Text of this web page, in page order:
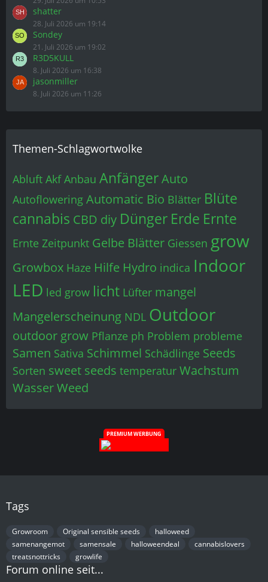
shatter
28. Juli 2026 um 19:14
Sondey
21. Juli 2026 um 19:02
R3D5KULL
8. Juli 2026 um 16:38
jasonmiller
8. Juli 2026 um 11:26
Themen-Schlagwortwolke
Abluft Akf Anbau AnfängerAuto
Autoflowering Automatic Bio Blätter Blüte
cannabis CBD diy Dünger Erde Ernte
Ernte Zeitpunkt Gelbe Blätter Giessen grow
Growbox Haze Hilfe Hydro indica Indoor
LED led grow licht Lüfter mangel
Mangelerscheinung NDL Outdoor
outdoor grow Pflanze ph Problem probleme
Samen Sativa Schimmel Schädlinge Seeds
Sorten sweet seeds temperatur Wachstum
WasserWeed
PREMIUM WERBUNG
Tags
Growroom Original sensible seeds
halloweed
samenangemot
samensale halloweendeal
cannabislovers
treatsnottricks
growlife
Forum online seit...